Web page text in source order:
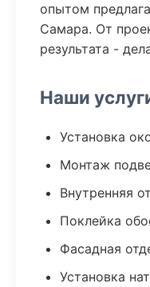
опытом
Самара. От
результата -
Наши
Установка
Монтаж
Внутренняя
Поклейка
Фасадная
Установка